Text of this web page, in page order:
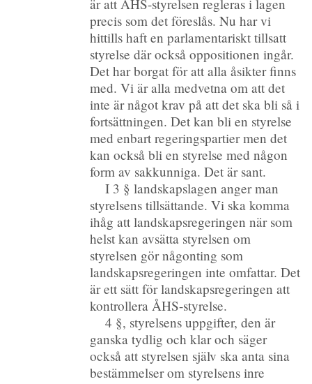
är att ÅHS-styrelsen regleras i lagen
precis som det föreslås. Nu har vi
hittills haft en parlamentariskt tillsatt
styrelse där också oppositionen ingår.
Det har borgat för att alla åsikter finns
med. Vi är alla medvetna om att det
inte är något krav på att det ska bli så i
fortsättningen. Det kan bli en styrelse
med enbart regeringspartier men det
kan också bli en styrelse med någon
form av sakkunniga. Det är sant.
I 3 § landskapslagen anger man
styrelsens tillsättande. Vi ska komma
ihåg att landskapsregeringen när som
helst kan avsätta styrelsen om
styrelsen gör någonting som
landskapsregeringen inte omfattar. Det
är ett sätt för landskapsregeringen att
kontrollera ÅHS-styrelse.
4 §, styrelsens uppgifter, den är
ganska tydlig och klar och säger
också att styrelsen själv ska anta sina
bestämmelser om styrelsens inre